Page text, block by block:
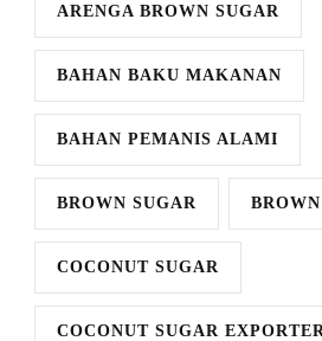
ARENGA BROWN SUGAR
BAHAN BAKU MAKANAN
BAHAN PEMANIS ALAMI
BROWN SUGAR
COCONUT SUGAR
COCONUT SUGAR EXPORTER